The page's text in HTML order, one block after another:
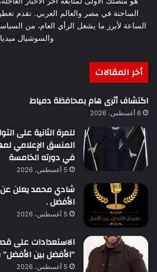
الساخنة في مصر والعالم العربي. نقدم
الساعة لأبرز ما يشغل الرأي العام، من
والسوشيال
أخر المقالات
اكتشاف أثرى هام بمحافظة دمياط
6 أغسطس، 2026
للمرة الثانية على
المنسق الإعلامي
في دورته الخامسة
5 أغسطس، 2026
شادي محمد يعلن عن
الأفضل .
5 أغسطس، 2026
الاستعدادات على
“الأفضل بين
5 أغسطس، 2026